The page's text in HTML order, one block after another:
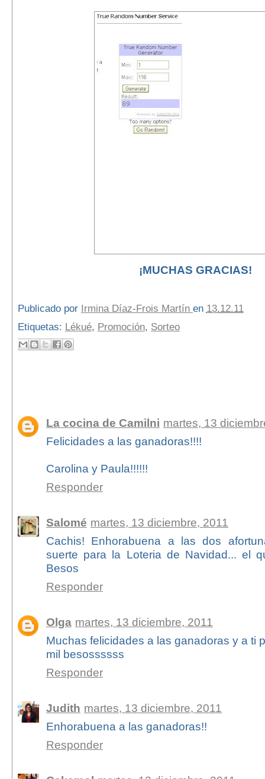
¡MUCHAS GRACIAS!
Publicado por Irmina Díaz-Frois Martín en 13.12.11
Etiquetas: Lékué, Promoción, Sorteo
La cocina de Camilni martes, 13
Felicidades a las ganadoras!!!!
Carolina y Paula!!!!!!
Responder
Salomé martes, 13 diciembre, 2011
Cachis! Enhorabuena a las dos
suerte para la Loteria de Navidad... el
Besos
Responder
Olga martes, 13 diciembre, 2011
Muchas felicidades a las ganadoras y a ti
mil besossssss
Responder
Judith martes, 13 diciembre, 2011
Enhorabuena a las ganadoras!!
Responder